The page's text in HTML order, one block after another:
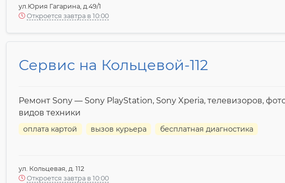
ул.Юрия Гагарина, д.49/1
Откроется завтра в 10:00
Сервис на Кольцевой-112
Ремонт Sony — Sony PlayStation, Sony Xperia, телевизоров,
видов техники
оплата картой вызов курьера бесплатная диагностика
ул. Кольцевая, д. 112
Откроется завтра в 10:00